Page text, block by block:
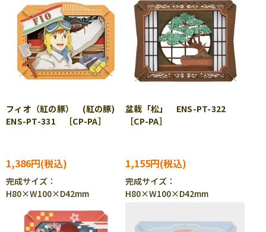
フィオ（紅の豚） (紅の豚)
ENS-PT-331 ［CP-PA］
1,386円
完成サイズ：
H80×W100×D42mm
盆栽「松」 ENS-PT-322
［CP-PA］
1,155円
完成サイズ：
H80×W100×D42mm